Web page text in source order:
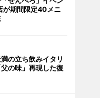
期間限定40メニ
の立ち飲みイタリ
の味」再現した復